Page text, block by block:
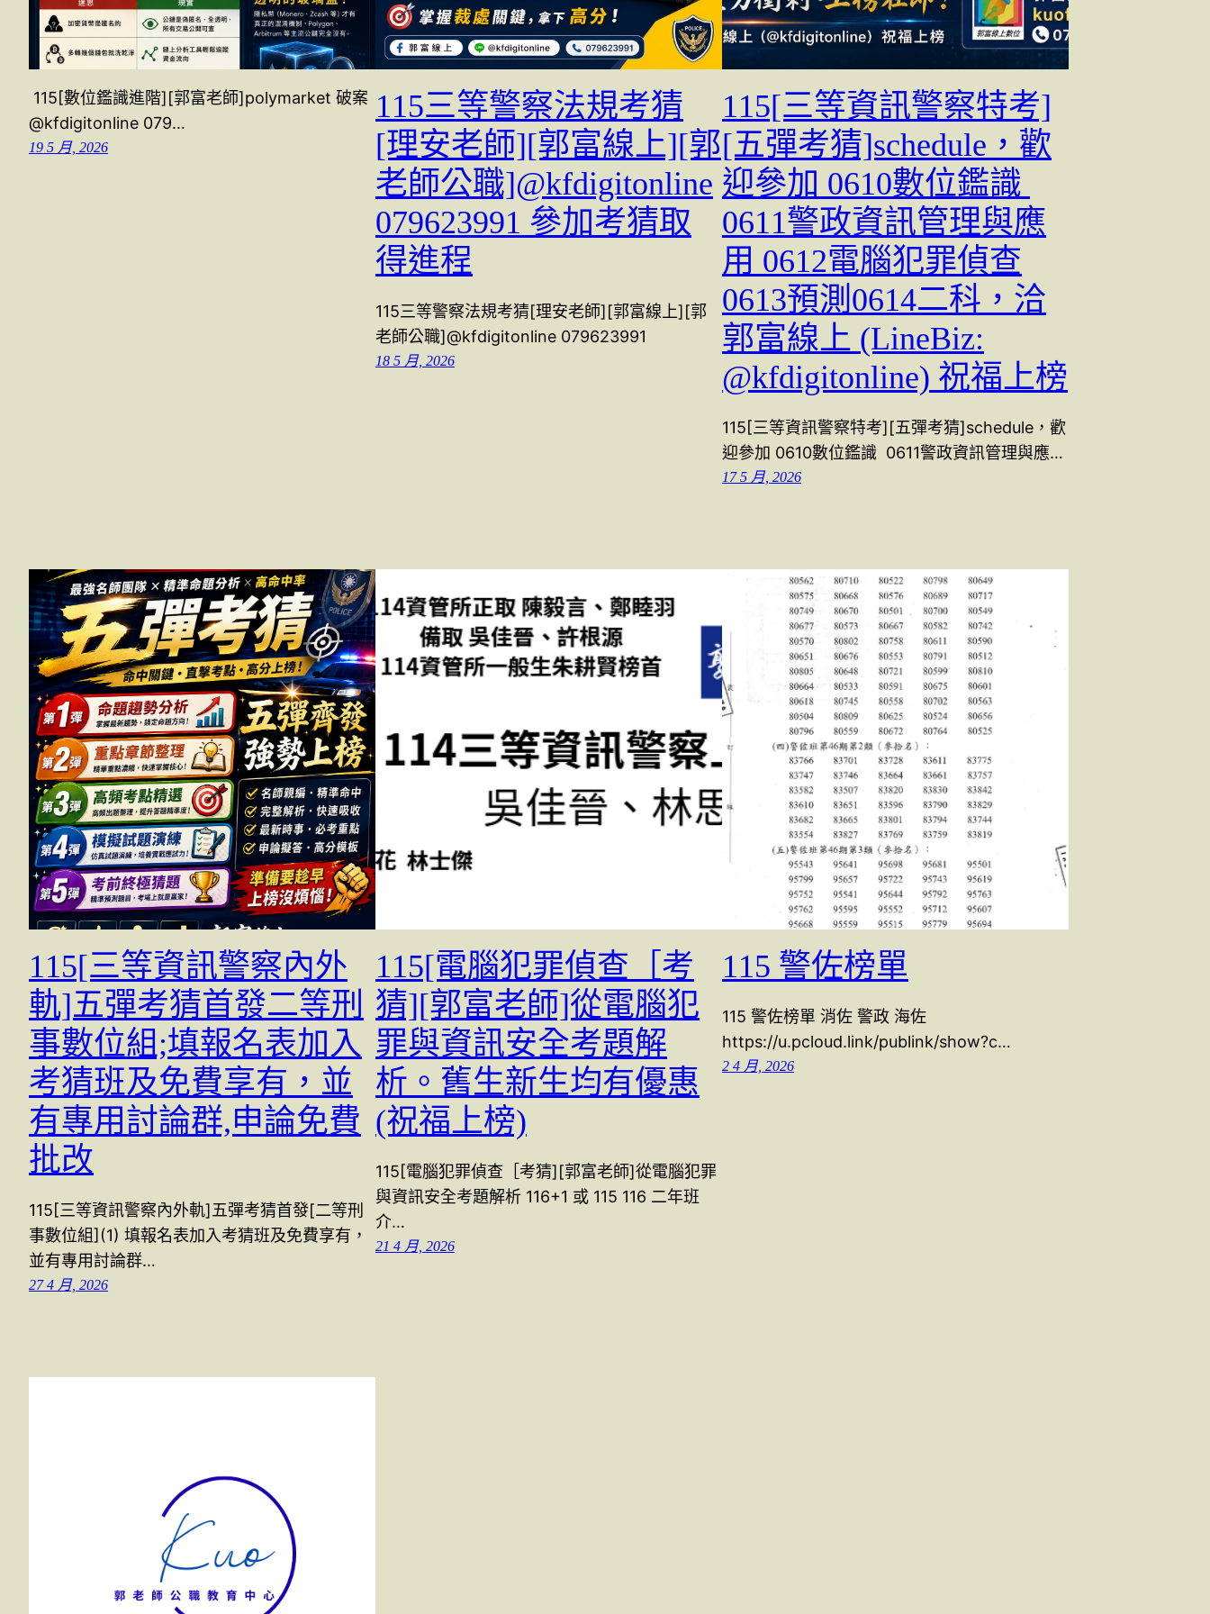
115[數位鑑識進階][郭富老師]polymarket 破案
@kfdigitonline 079…
19 5 月, 2026
115三等警察法規考猜
[理安老師][郭富線上][郭
老師公職]@kfdigitonline
079623991 參加考猜取
得進程
115三等警察法規考猜[理安老師][郭富線上][郭
老師公職]@kfdigitonline 079623991
18 5 月, 2026
115[三等資訊警察特考]
[五彈考猜]schedule，歡
迎參加 0610數位鑑識
0611警政資訊管理與應
用 0612電腦犯罪偵查
0613預測0614二科，洽
郭富線上 (LineBiz:
@kfdigitonline) 祝福上榜
115[三等資訊警察特考][五彈考猜]schedule，歡
迎參加 0610數位鑑識 0611警政資訊管理與應…
17 5 月, 2026
115[三等資訊警察內外
軌]五彈考猜首發二等刑
事數位組;填報名表加入
考猜班及免費享有，並
有專用討論群,申論免費
批改
115[三等資訊警察內外軌]五彈考猜首發[二等刑
事數位組](1) 填報名表加入考猜班及免費享有，
並有專用討論群…
27 4 月, 2026
115[電腦犯罪偵查［考
猜][郭富老師]從電腦犯
罪與資訊安全考題解
析。舊生新生均有優惠
(祝福上榜)
115[電腦犯罪偵查［考猜][郭富老師]從電腦犯罪
與資訊安全考題解析 116+1 或 115 116 二年班
介…
21 4 月, 2026
115 警佐榜單
115 警佐榜單 消佐 警政 海佐
https://u.pcloud.link/publink/show?c…
2 4 月, 2026